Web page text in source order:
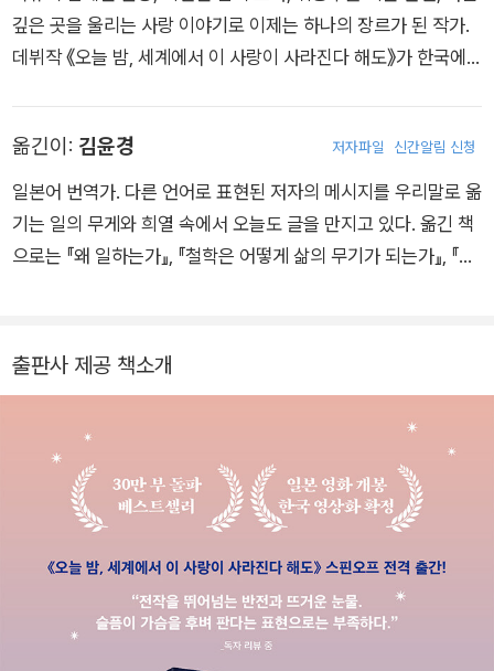
깊은 곳을 울리는 사랑 이야기로 이제는 하나의 장르가 된 작가.
데뷔작 《오늘 밤, 세계에서 이 사랑이 사라진다 해도》가 한국에
이후 한국에서 뮤지컬로, 추영우·신시아 주연의 영화로도 제작되
어 하나의 IP가 얼마나 다양한 모습으로 변주되어 사람들의 마음
을 사로잡을 수 있는지 입증했다. 그 외에 지은 책으로는 《오늘
밤, 세계에서 이 사랑이 사라진다 해도》의 스핀오프작 《오늘 밤,
옮긴이: 김윤경 저자파일 신간알림 신청
일본어 번역가. 다른 언어로 표현된 저자의 메시지를 우리말로 옮
기는 일의 무게와 희열 속에서 오늘도 글을 만지고 있다. 옮긴 책
으로는 『왜 일하는가』, 『철학은 어떻게 삶의 무기가 되는가』, 『오
외서 번역과 리뷰 업무를 중개하고 있다.
출판사 제공 책소개